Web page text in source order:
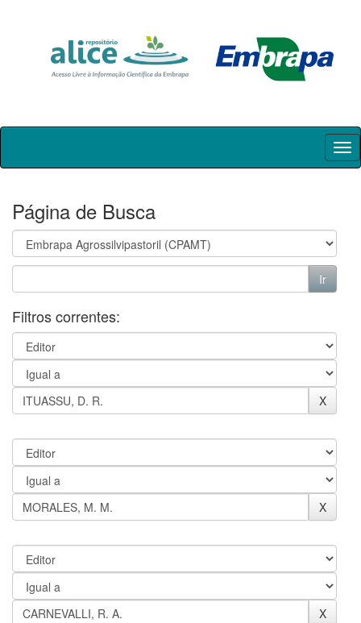
Skip
Página de Busca
Filtros correntes: